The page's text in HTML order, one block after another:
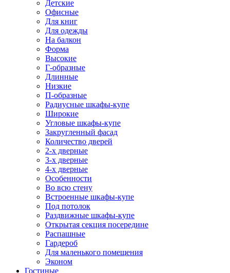
Детские
Офисные
Для книг
Для одежды
На балкон
Форма
Высокие
Г-образные
Длинные
Низкие
П-образные
Радиусные шкафы-купе
Широкие
Угловые шкафы-купе
Закругленный фасад
Количество дверей
2-х дверные
3-х дверные
4-х дверные
Особенности
Во всю стену
Встроенные шкафы-купе
Под потолок
Раздвижные шкафы-купе
Открытая секция посередине
Распашные
Гардероб
Для маленького помещения
Эконом
Гостиные